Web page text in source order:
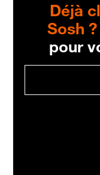
Déjà
Sosh ?
pour